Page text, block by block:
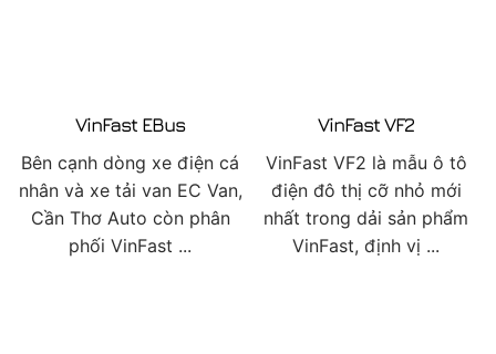
VinFast EBus
Bên cạnh dòng xe điện cá
nhân và xe tải van EC Van,
Cần Thơ Auto còn phân
phối VinFast ...
VinFast VF2
VinFast VF2 là mẫu ô tô
điện đô thị cỡ nhỏ mới
nhất trong dải sản phẩm
VinFast, định vị ...